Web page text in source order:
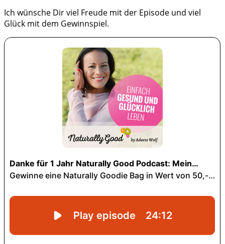
Ich wünsche Dir viel Freude mit der Episode und viel
Glück mit dem Gewinnspiel.